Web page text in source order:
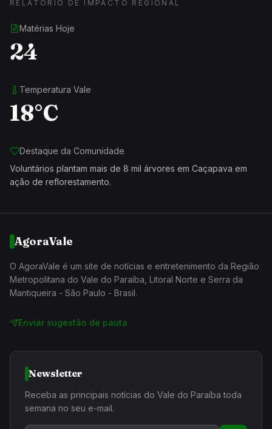
RELATÓRIO DE IMPACTO REGIONAL
Matérias Hoje
24
Temperatura Vale
18°C
Destaque da Comunidade
Voluntários plantam mais de 8 mil árvores em Caçapava em
ação de reflorestamento.
AgoraVale
O AgoraVale é um site de notícias e entretenimento da Região
Metropolitana do Vale do Paraíba, Litoral Norte e Serra da
Mantiqueira - São Paulo - Brasil.
Enviar sugestão de pauta
Newsletter
Receba as principais notícias do Vale do Paraíba toda
semana no seu e-mail.